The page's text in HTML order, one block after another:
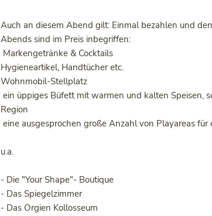
Auch an diesem Abend gilt: Einmal bezahlen und
Abends sind im Preis inbegriffen:
Markengetränke & Cocktails
Hygieneartikel, Handtücher etc.
Wohnmobil-Stellplatz
ein üppiges Büfett mit warmen und kalten Speisen,
Region
eine ausgesprochen große Anzahl von Playareas
u.a.
- Die "Your Shape"- Boutique
- Das Spiegelzimmer
- Das Orgien Kollosseum